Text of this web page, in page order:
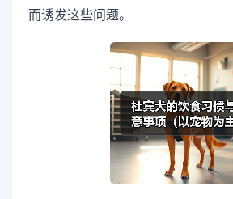
而诱发这些问题。